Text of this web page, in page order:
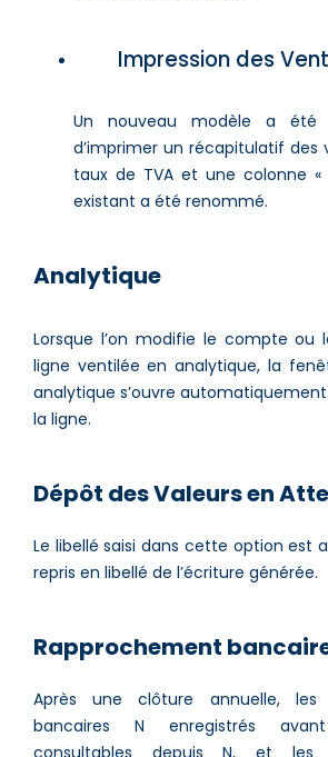
Impression des
Un nouveau modèle a été
d’imprimer un récapitulatif des
taux de TVA et une colonne «
existant a été renommé.
Analytique
Lorsque l’on modifie le compte ou
ligne ventilée en analytique, la
analytique s’ouvre
la ligne.
Dépôt des Valeurs en
Le libellé saisi dans cette option est
repris en libellé de l’écriture générée.
Rapprochement
Après une clôture annuelle, les
bancaires N enregistrés
consultables depuis N, et les